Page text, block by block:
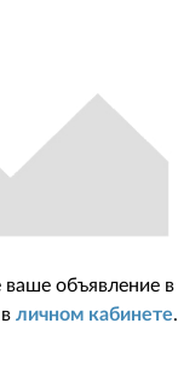
ваше объявление в
личном кабинете.